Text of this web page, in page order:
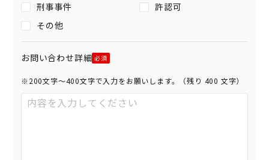
刑事事件
許認可
その他
お問い合わせ詳細
※200文字〜400文字で入力をお願いします。（残り 400 文字）